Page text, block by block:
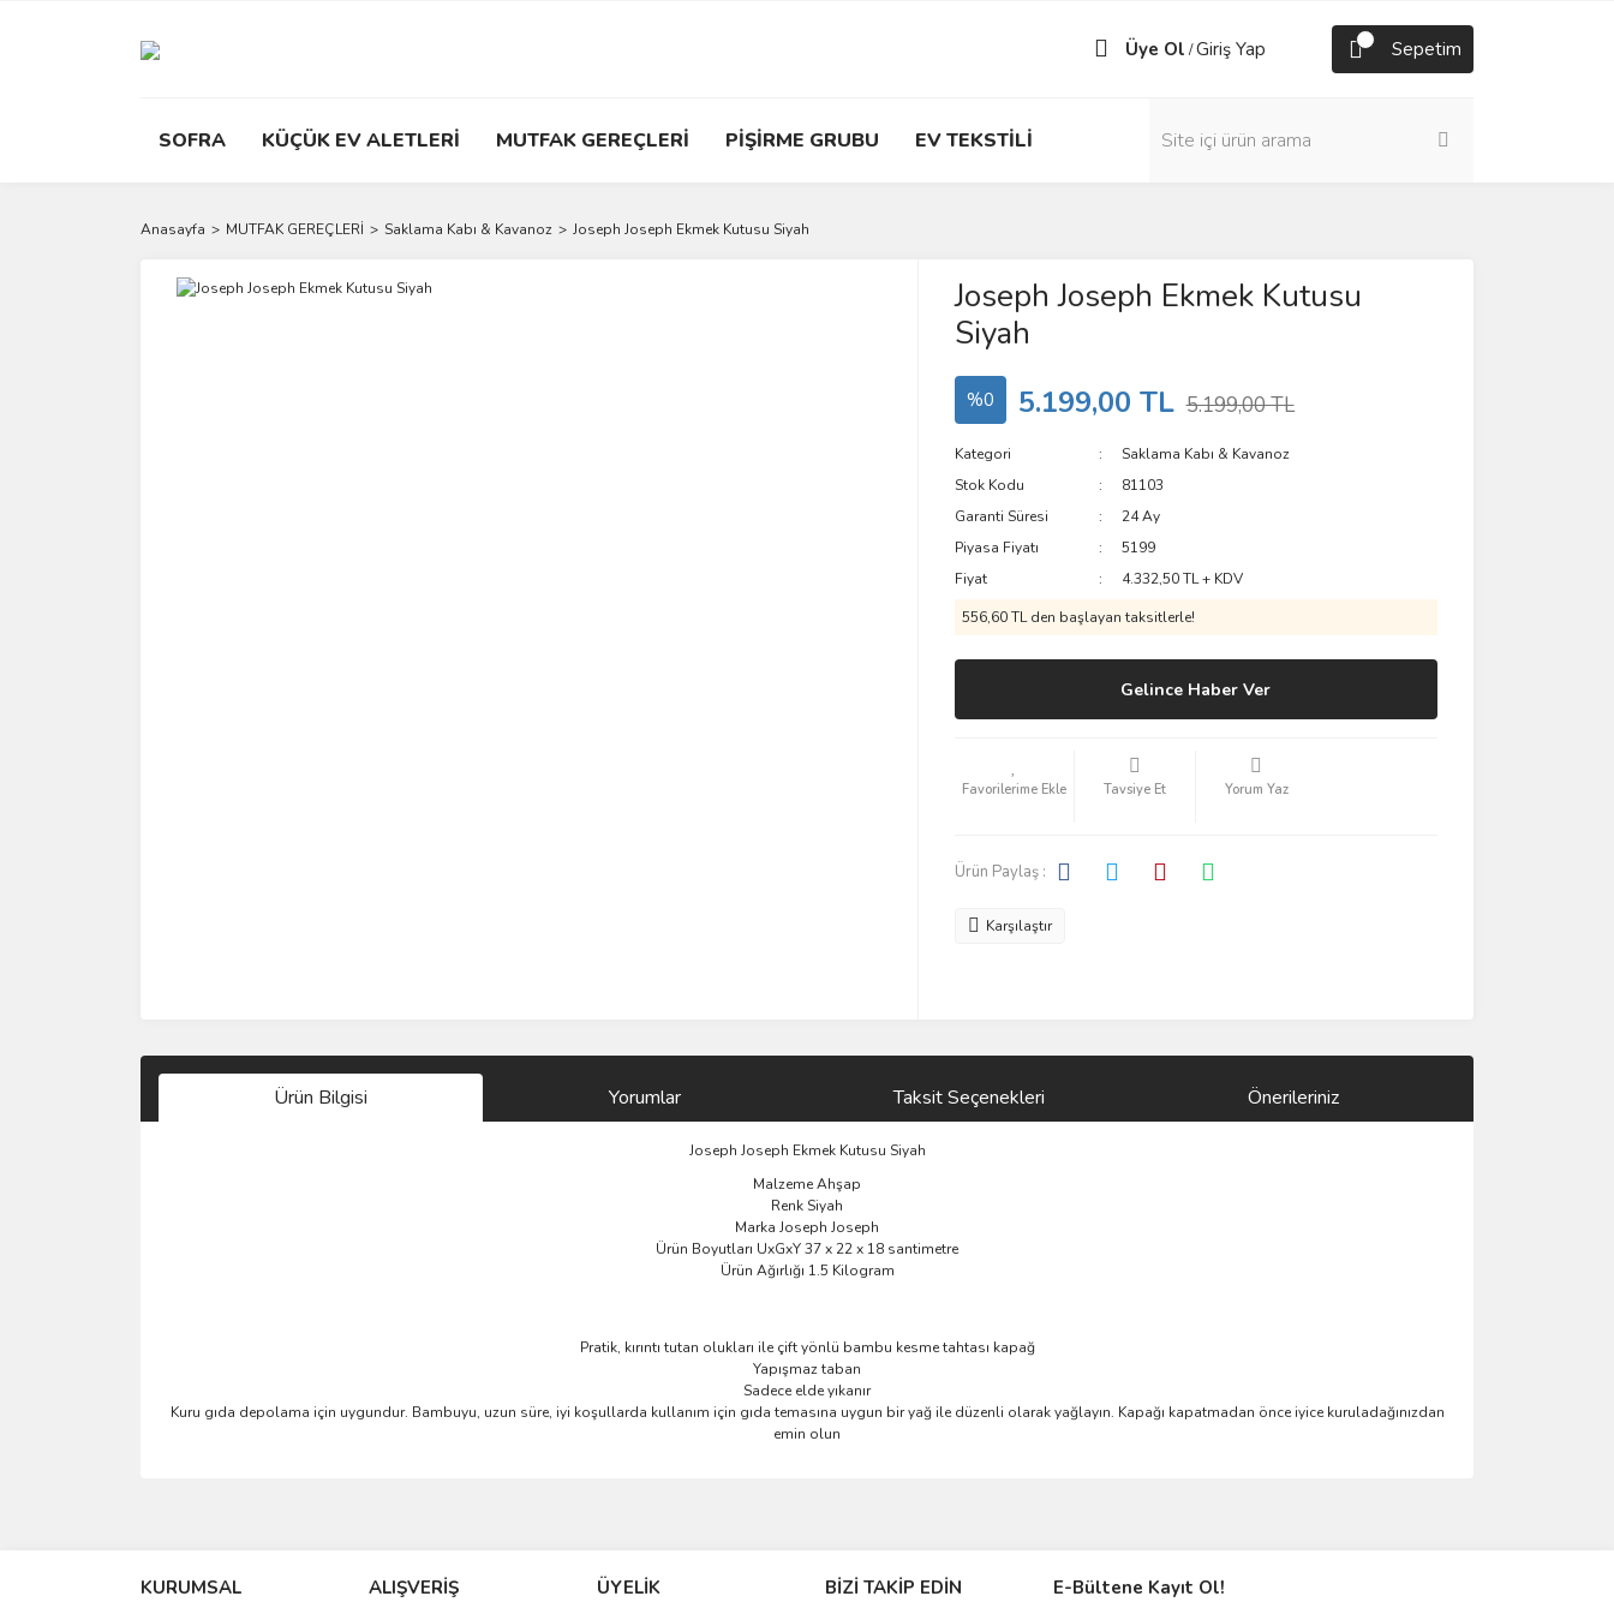
Üye Ol /Giriş Yap Sepetim
SOFRA KÜÇÜK EV ALETLERİ MUTFAK GEREÇLERİ PİŞİRME GRUBU EV TEKSTİLİ
Anasayfa MUTFAK GEREÇLERİ Saklama Kabı & Kavanoz Joseph Joseph Ekmek Kutusu Siyah
Joseph Joseph Ekmek Kutusu
Siyah
%0 5.199,00 TL 5.199,00 TL
Kategori
Saklama Kabı & Kavanoz
Stok Kodu
81103
Garanti Süresi
24 Ay
Piyasa Fiyatı
5199
Fiyat
4.332,50 TL + KDV
556,60 TL den başlayan taksitlerle!
Gelince Haber Ver
Tavsiye Et Yorum Yaz
Ürün Paylaş :
Karşılaştır
Ürün Bilgisi Yorumlar Taksit Seçenekleri Önerileriniz
Joseph Joseph Ekmek Kutusu Siyah
Malzeme Ahşap
Renk Siyah
Marka Joseph Joseph
Ürün Boyutları UxGxY 37 x 22 x 18 santimetre
Ürün Ağırlığı 1.5 Kilogram
Pratik, kırıntı tutan olukları ile çift yönlü bambu kesme tahtası kapağ
Yapışmaz taban
Sadece elde yıkanır
Kuru gıda depolama için uygundur. Bambuyu, uzun süre, iyi koşullarda kullanım için gıda temasına uygun bir yağ ile düzenli olarak yağlayın. Kapağı kapatmadan önce iyice kuruladağınızdan
emin olun
Ürün resmi kalitesiz, bozuk veya görüntülenemiyor.
KURUMSAL ALIŞVERİŞ ÜYELİK BİZİ TAKİP EDİN E-Bültene Kayıt Ol!